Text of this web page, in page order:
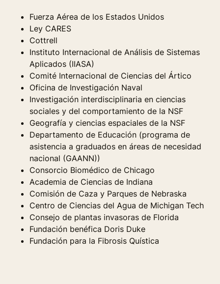
Fuerza Aérea de los Estados Unidos
Ley CARES
Cottrell
Instituto Internacional de Análisis de Sistemas
Aplicados (IIASA)
Comité Internacional de Ciencias del Ártico
Oficina de Investigación Naval
Investigación interdisciplinaria en ciencias
sociales y del comportamiento de la NSF
Geografía y ciencias espaciales de la NSF
Departamento de Educación (programa de
asistencia a graduados en áreas de necesidad
nacional (GAANN))
Consorcio Biomédico de Chicago
Academia de Ciencias de Indiana
Comisión de Caza y Parques de Nebraska
Centro de Ciencias del Agua de Michigan Tech
Consejo de plantas invasoras de Florida
Fundación benéfica Doris Duke
Fundación para la Fibrosis Quística